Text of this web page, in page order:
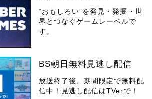
“おもしろい”を発見・発掘・世
界とつなぐゲームレーベルで
す。
BS朝日無料見逃し配信
放送終了後、期間限定で無料配
信中！見逃し配信はTVerで！